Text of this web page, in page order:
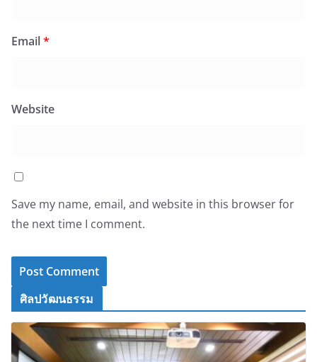
Email*
Website
Save my name, email, and website in this browser for
the next time I comment.
ศิลปวัฒนธรรม